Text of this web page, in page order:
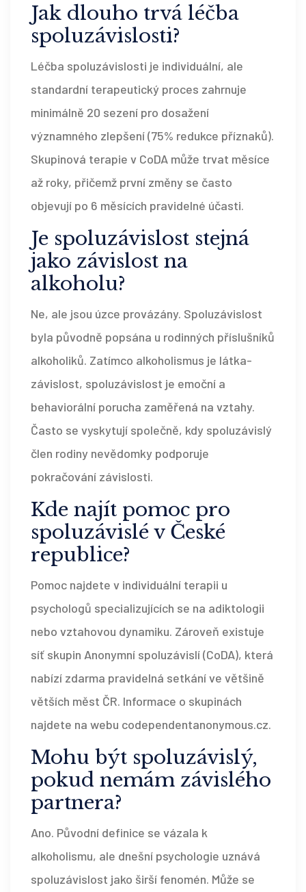
Jak dlouho trvá léčba
spoluzávislosti?
Léčba spoluzávislosti je individuální, ale
standardní terapeutický proces zahrnuje
minimálně 20 sezení pro dosažení
významného zlepšení (75% redukce příznaků).
Skupinová terapie v CoDA může trvat měsíce
až roky, přičemž první změny se často
objevují po 6 měsících pravidelné účasti.
Je spoluzávislost stejná
jako závislost na
alkoholu?
Ne, ale jsou úzce provázány. Spoluzávislost
byla původně popsána u rodinných příslušníků
alkoholiků. Zatímco alkoholismus je látka-
závislost, spoluzávislost je emoční a
behaviorální porucha zaměřená na vztahy.
Často se vyskytují společně, kdy spoluzávislý
člen rodiny nevědomky podporuje
pokračování závislosti.
Kde najít pomoc pro
spoluzávislé v České
republice?
Pomoc najdete v individuální terapii u
psychologů specializujících se na adiktologii
nebo vztahovou dynamiku. Zároveň existuje
síť skupin Anonymní spoluzávislí (CoDA), která
nabízí zdarma pravidelná setkání ve většině
větších měst ČR. Informace o skupinách
najdete na webu codependentanonymous.cz.
Mohu být spoluzávislý,
pokud nemám závislého
partnera?
Ano. Původní definice se vázala k
alkoholismu, ale dnešní psychologie uznává
spoluzávislost jako širší fenomén. Může se